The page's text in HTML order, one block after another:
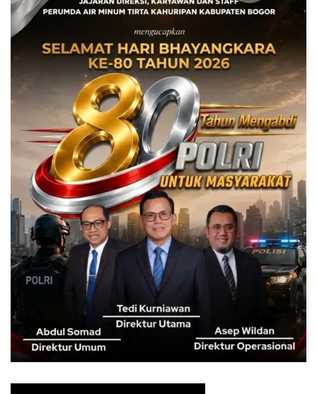
Kesiapan Layanan Hotel Horison Ultima
Bandung
14 FEBRUARI 2026
“Karubi Maru memiliki cara unik sendiri dalam menyajikan
masakan yakinikunya. Kami memilih menggunakan
Jyubako atau yang biasa dikenal bento box agar
menghadirkan kesan budaya Jepang. Tidak hanya itu,
pemilihan Jyubako dalam penyajiannya dapat
menambahkan kesan menarik dengan makanan yang
bervariasi, kaya nutrisi, dan terkontrol porsinya,” ujar
Alfarisi Arifin usai melanching resto keduanya di Mall
Botani Square Bogor, Selasa (30/04/2024).
Arifin mengatakan, pihaknya melihat Indonesia memiliki
potensi pasar yang besar dalam bidang kuliner. Menyadari
hal tersebut, kami ingin menghadirkan Beef Yakiniku Jyu di